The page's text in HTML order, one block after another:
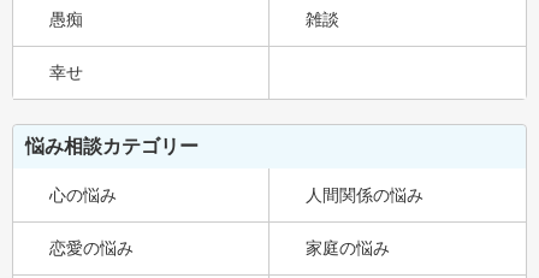
愚痴 雑談
幸せ
悩み相談カテゴリー
心の悩み 人間関係の悩み
恋愛の悩み 家庭の悩み